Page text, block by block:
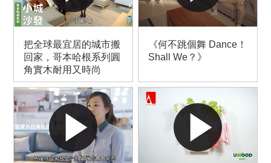
把全球最宜居的城市搬
回家，哥本哈根系列圓
角實木耐用又時尚
《何不跳個舞 Dance！
Shall We？》